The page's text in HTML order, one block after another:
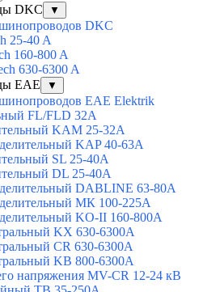
DKC ▼
DKC
25-40 A
160-800 A
630-6300 A
EAE
▼
EAE Elektrik
FL/FLD 32A
KAM 25-32А
KAP 40-63A
SL 25-40А
DL 25-40А
DABLINE 63-80A
МК 100-225А
KO-II 160-800А
KX 630-6300А
CR 630-6300А
KB 800-6300А
напряжения MV-CR 12-24 кВ